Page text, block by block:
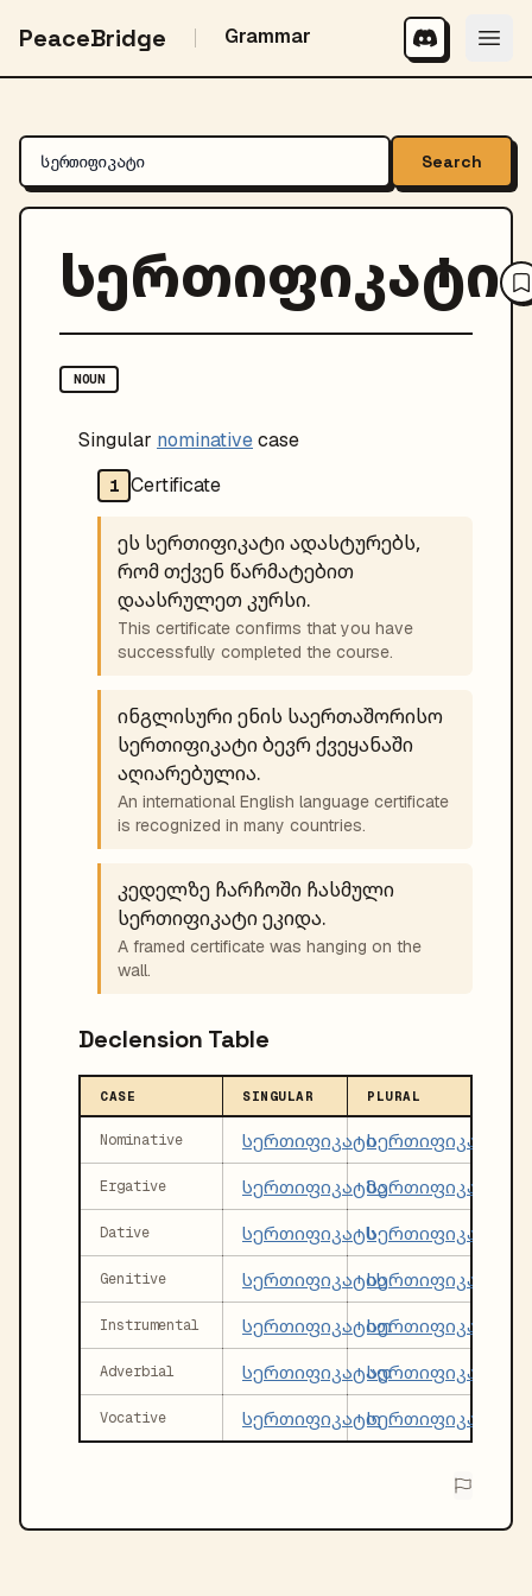
PeaceBridge Grammar
Search
სერთიფიკატი
NOUN
Singular nominativecase
1 Certificate
ეს სერთიფიკატი ადასტურებს,
რომ თქვენ წარმატებით
დაასრულეთ კურსი.
This certificate confirms that you have
successfully completed the course.
ინგლისური ენის საერთაშორისო
სერთიფიკატი ბევრ ქვეყანაში
აღიარებულია.
An international English language certificate
is recognized in many countries.
კედელზე ჩარჩოში ჩასმული
სერთიფიკატი ეკიდა.
A framed certificate was hanging on the
wall.
Declension Table
CASE SINGULAR PLURAL
Nominative სერთიფიკატისერთიფიკატები
Ergative სერთიფიკატმასერთიფიკატებმა
Dative სერთიფიკატსსერთიფიკატებს
Genitive სერთიფიკატისსერთიფიკატების
Instrumental სერთიფიკატით
Adverbial სერთიფიკატად
Vocative სერთიფიკატოსერთიფიკატებო